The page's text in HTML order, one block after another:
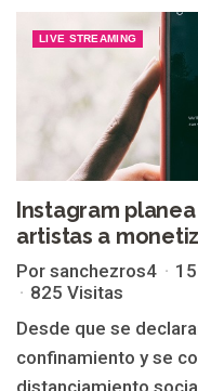
LIVE STREAMING
Instagram
artistas a
Por sanchezros4
825 Visitas
Desde que se
confinamiento y se
distanciamiento